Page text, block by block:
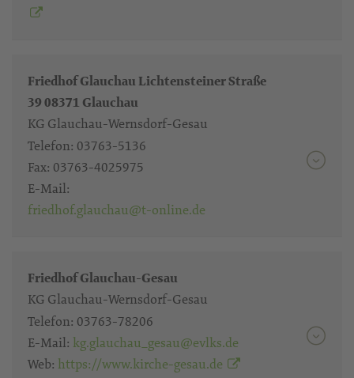
Friedhof Glauchau Lichtensteiner Straße
39 08371 Glauchau
KG Glauchau-Wernsdorf-Gesau
Telefon: 03763-5136
Fax: 03763-4025975
E-Mail:
friedhof.glauchau@t-online.de
Friedhof Glauchau-Gesau
KG Glauchau-Wernsdorf-Gesau
Telefon: 03763-78206
E-Mail: kg.glauchau_gesau@evlks.de
Web: https://www.kirche-gesau.de